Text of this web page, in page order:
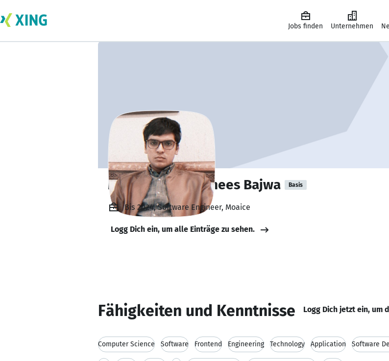
Jobs finden Unternehmen
Muhammad Moghees Bajwa Basis
Bis 2024, Software Engineer, Moaice
Logg Dich ein, um alle Einträge zu sehen.
Fähigkeiten und Kenntnisse Logg Dich jetzt ein, um
Computer Science Software Frontend Engineering Technology Application Software